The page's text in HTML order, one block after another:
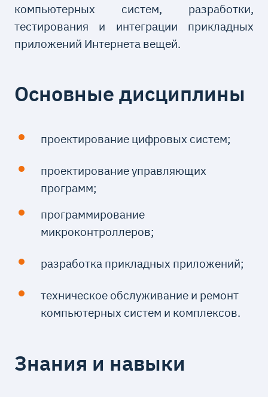
компьютерных систем, разработки,
тестирования и интеграции прикладных
приложений Интернета вещей.
Основные дисциплины
проектирование цифровых систем;
проектирование управляющих
программ;
программирование
микроконтроллеров;
разработка прикладных приложений;
техническое обслуживание и ремонт
компьютерных систем и комплексов.
Знания и навыки